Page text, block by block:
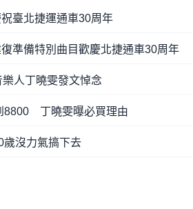
臺北捷運通車30周年
準備特別曲目歡慶北捷通車30周年
人丁曉雯發文悼念
8800 丁曉雯曝必買理由
沒力氣搞下去